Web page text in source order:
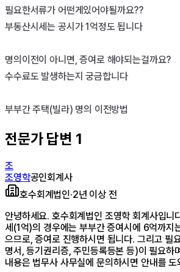
필요한서류가 어떤게있어야될까요??
부동산시세는 공시가 1억정도 됩니다
명의이전이 아니면, 증여로 해야되는걸까요?
수수료도 발생하는지 궁금합니다
부부간 주택(빌라) 명의 이전방법
전문가 답변 1
조
조영학공인회계사
호수회계법인·2년 이상 전
안녕하세요. 호수회계법인 조영학 회계사입니
세(1억)의 경우에는 부부간 증여시에 6억까지
으므로, 증여로 진행하시면 됩니다. 그리고 필
명서, 등기권리증, 주민등록등본 등)이 필요하
내용은 법무사 사무실에 문의하시면 안내를